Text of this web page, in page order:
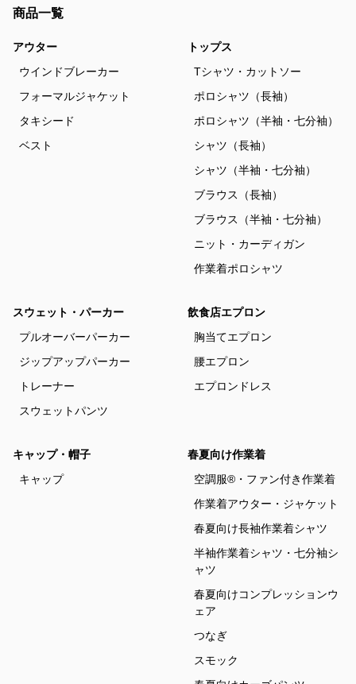
商品一覧
アウター
ウインドブレーカー
フォーマルジャケット
タキシード
ベスト
トップス
Tシャツ・カットソー
ポロシャツ（長袖）
ポロシャツ（半袖・七分袖）
シャツ（長袖）
シャツ（半袖・七分袖）
ブラウス（長袖）
ブラウス（半袖・七分袖）
ニット・カーディガン
作業着ポロシャツ
スウェット・パーカー
プルオーバーパーカー
ジップアップパーカー
トレーナー
スウェットパンツ
飲食店エプロン
胸当てエプロン
腰エプロン
エプロンドレス
キャップ・帽子
キャップ
春夏向け作業着
空調服®・ファン付き作業着
作業着アウター・ジャケット
春夏向け長袖作業着シャツ
半袖作業着シャツ・七分袖シ
ャツ
春夏向けコンプレッションウ
ェア
つなぎ
スモック